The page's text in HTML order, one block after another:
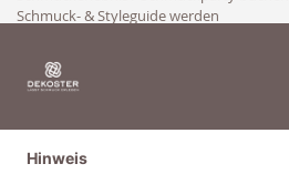
Schmuck- & Styleguide werden
Hinweis